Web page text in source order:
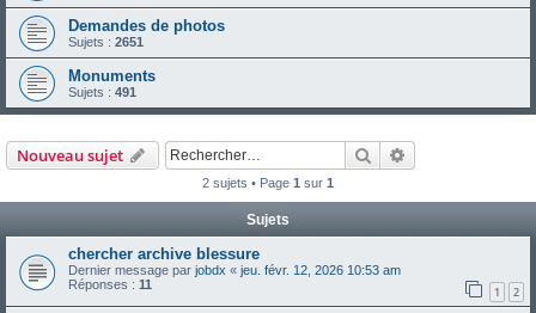
Demandes de photos
Sujets : 2651
Monuments
Sujets : 491
Nouveau sujet Rechercher
2 sujets • Page 1 sur 1
Sujets
chercher archive blessure
Dernier message par jobdx « jeu. févr. 12, 2026 10:53 am
Réponses : 11 1 2